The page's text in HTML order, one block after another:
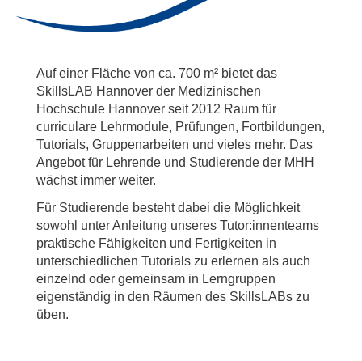
Auf einer Fläche von ca. 700 m² bietet das
SkillsLAB Hannover der Medizinischen
Hochschule Hannover seit 2012 Raum für
curriculare Lehrmodule, Prüfungen, Fortbildungen,
Tutorials, Gruppenarbeiten und vieles mehr. Das
Angebot für Lehrende und Studierende der MHH
wächst immer weiter.
Für Studierende besteht dabei die Möglichkeit
sowohl unter Anleitung unseres Tutor:innenteams
praktische Fähigkeiten und Fertigkeiten in
unterschiedlichen Tutorials zu erlernen als auch
einzelnd oder gemeinsam in Lerngruppen
eigenständig in den Räumen des SkillsLABs zu
üben.